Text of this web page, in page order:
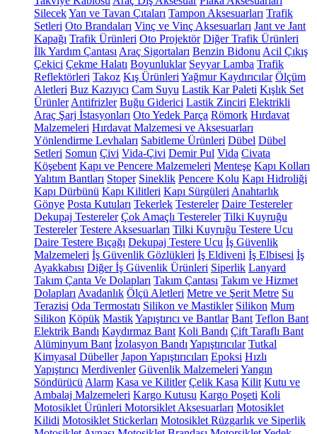
SilecekYan ve Tavan Çıtaları Tampon Aksesuarları Trafik
Setleri Oto Brandaları Vinç ve Vinç Aksesuarları Jant ve Jant
Kapağı Trafik Ürünleri Oto Projektör Diğer Trafik Ürünleri
İlk Yardım Çantası Araç Sigortaları Benzin Bidonu Acil Çıkış
Çekici Çekme Halatı Boyunluklar Seyyar Lamba Trafik
Reflektörleri Takoz Kış Ürünleri Yağmur Kaydırıcılar Ölçüm
Aletleri Buz Kazıyıcı Cam Suyu Lastik Kar Paleti Kışlık Set
Ürünler Antifrizler Buğu Giderici Lastik Zinciri Elektrikli
Araç Şarj İstasyonları Oto Yedek Parça Römork Hırdavat
Malzemeleri Hırdavat Malzemesi ve Aksesuarları
Yönlendirme Levhaları Sabitleme Ürünleri Dübel Dübel
Setleri Somun Çivi Vida-Çivi Demir Pul Vida Civata
Köşebent Kapı ve Pencere Malzemeleri Menteşe Kapı Kolları
Yalıtım Bantları Stoper Sineklik Pencere Kolu Kapı Hidroliği
Kapı Dürbünü Kapı Kilitleri Kapı Sürgüleri Anahtarlık
Gönye Posta Kutuları Tekerlek Testereler Daire Testereler
Dekupaj Testereler Çok Amaçlı Testereler Tilki Kuyruğu
Testereler Testere Aksesuarları Tilki Kuyruğu Testere Ucu
Daire Testere Bıçağı Dekupaj Testere Ucu İş Güvenlik
Malzemeleri İş Güvenlik Gözlükleri İş Eldiveni İş Elbisesi İş
Ayakkabısı Diğer İş Güvenlik Ürünleri Siperlik Lanyard
Takım Çanta Ve Dolapları Takım Çantası Takım ve Hizmet
Dolapları Avadanlık Ölçü Aletleri Metre ve Şerit Metre Su
Terazisi Oda Termostatı Silikon ve Mastikler Silikon Mum
Silikon Köpük MastikYapıştırıcı ve Bantlar Bant Teflon Bant
Elektrik Bandı Kaydırmaz Bant Koli Bandı Çift Taraflı Bant
Alüminyum Bant İzolasyon Bandı Yapıştırıcılar Tutkal
Kimyasal Dübeller Japon Yapıştırıcıları Epoksi Hızlı
Yapıştırıcı Merdivenler Güvenlik Malzemeleri Yangın
Söndürücü Alarm Kasa ve Kilitler Çelik Kasa Kilit Kutu ve
Ambalaj Malzemeleri Kargo Kutusu Kargo Poşeti Koli
Motosiklet Ürünleri Motorsiklet Aksesuarları Motosiklet
Kilidi Motosiklet Stickerları Motosiklet Rüzgarlık ve Siperlik